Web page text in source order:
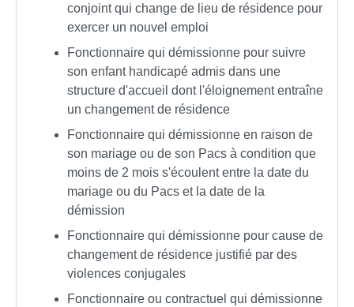
conjoint qui change de lieu de résidence pour
exercer un nouvel emploi
Fonctionnaire qui démissionne pour suivre
son enfant handicapé admis dans une
structure d'accueil dont l'éloignement entraîne
un changement de résidence
Fonctionnaire qui démissionne en raison de
son mariage ou de son Pacs à condition que
moins de 2 mois s'écoulent entre la date du
mariage ou du Pacs et la date de la
démission
Fonctionnaire qui démissionne pour cause de
changement de résidence justifié par des
violences conjugales
Fonctionnaire ou contractuel qui démissionne